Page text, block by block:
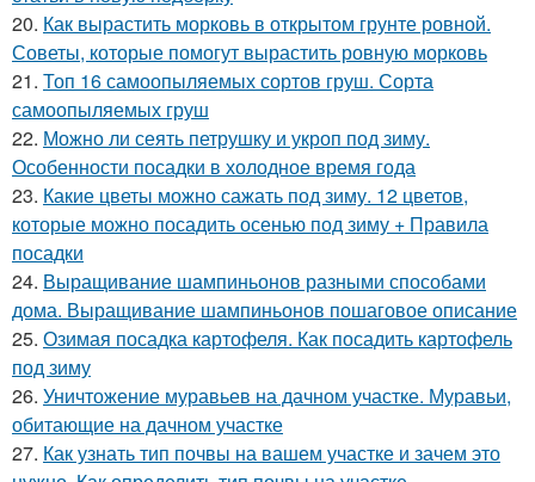
20. Как вырастить морковь в открытом грунте ровной.
Советы, которые помогут вырастить ровную морковь
21. Топ 16 самоопыляемых сортов груш. Сорта
самоопыляемых груш
22. Можно ли сеять петрушку и укроп под зиму.
Особенности посадки в холодное время года
23. Какие цветы можно сажать под зиму. 12 цветов,
которые можно посадить осенью под зиму + Правила
посадки
24. Выращивание шампиньонов разными способами
дома. Выращивание шампиньонов пошаговое описание
25. Озимая посадка картофеля. Как посадить картофель
под зиму
26. Уничтожение муравьев на дачном участке. Муравьи,
обитающие на дачном участке
27. Как узнать тип почвы на вашем участке и зачем это